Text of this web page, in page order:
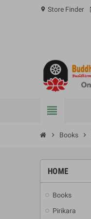
location_on Store Finder
view_headline
chevron_right Books chevron_right
HOME
Books
Pirikara